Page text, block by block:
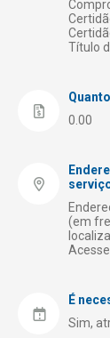
Segurança
Transporte e
Título
0.00
(em
É
Sim,